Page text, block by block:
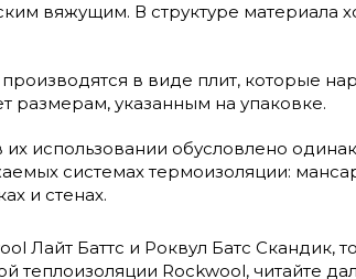
вяжущим. В структуре материала
в виде плит, которые
размерам, указанным на упаковке.
их использовании обусловлено
системах термоизоляции:
и стенах.
Лайт Баттс и Роквул Батс Скандик,
теплоизоляции Rockwool, читайте